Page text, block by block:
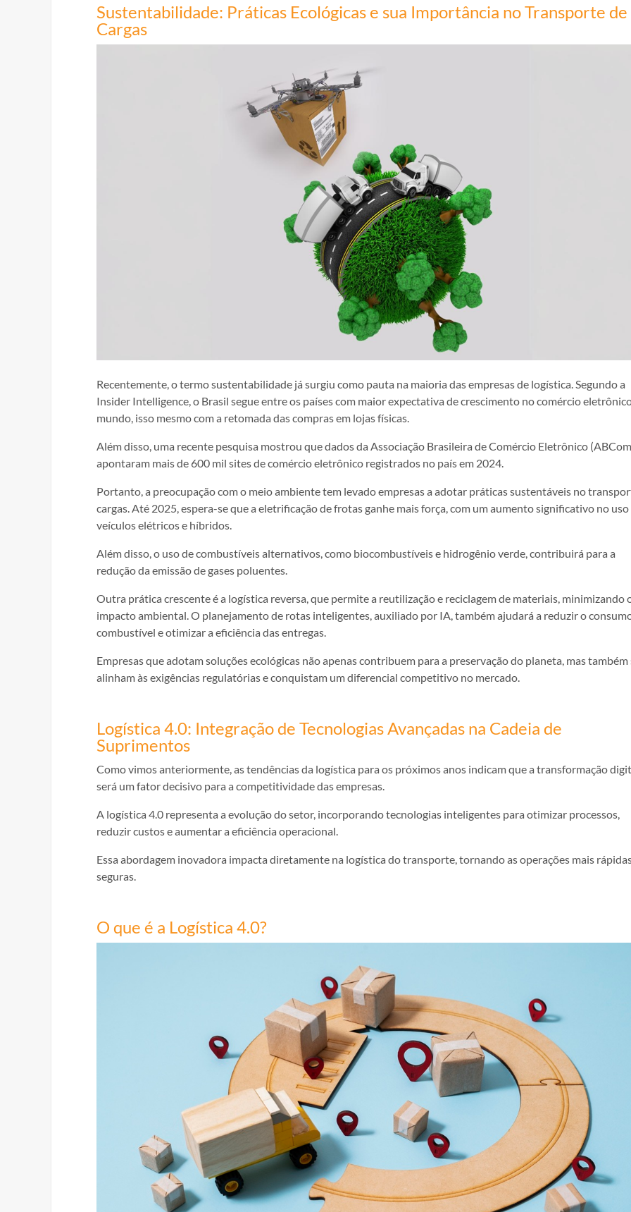
Sustentabilidade: Práticas Ecológicas e sua Importância no Transporte de
Cargas
Recentemente, o termo sustentabilidade já surgiu como pauta na maioria das empresas de logística. Segundo a
Insider Intelligence, o Brasil segue entre os países com maior expectativa de crescimento no comércio
mundo, isso mesmo com a retomada das compras em lojas físicas.
Além disso, uma recente pesquisa mostrou que dados da Associação Brasileira de Comércio Eletrônico
apontaram mais de 600 mil sites de comércio eletrônico registrados no país em 2024.
Portanto, a preocupação com o meio ambiente tem levado empresas a adotar práticas sustentáveis no
cargas. Até 2025, espera-se que a eletrificação de frotas ganhe mais força, com um aumento significativo no uso
veículos elétricos e híbridos.
Além disso, o uso de combustíveis alternativos, como biocombustíveis e hidrogênio verde, contribuirá para a
redução da emissão de gases poluentes.
Outra prática crescente é a logística reversa, que permite a reutilização e reciclagem de materiais, minimizando
impacto ambiental. O planejamento de rotas inteligentes, auxiliado por IA, também ajudará a reduzir o
combustível e otimizar a eficiência das entregas.
Empresas que adotam soluções ecológicas não apenas contribuem para a preservação do planeta, mas também
alinham às exigências regulatórias e conquistam um diferencial competitivo no mercado.
Logística 4.0: Integração de Tecnologias Avançadas na Cadeia de
Suprimentos
Como vimos anteriormente, as tendências da logística para os próximos anos indicam que a transformação
será um fator decisivo para a competitividade das empresas.
A logística 4.0 representa a evolução do setor, incorporando tecnologias inteligentes para otimizar processos,
reduzir custos e aumentar a eficiência operacional.
Essa abordagem inovadora impacta diretamente na logística do transporte, tornando as operações mais
seguras.
O que é a Logística 4.0?